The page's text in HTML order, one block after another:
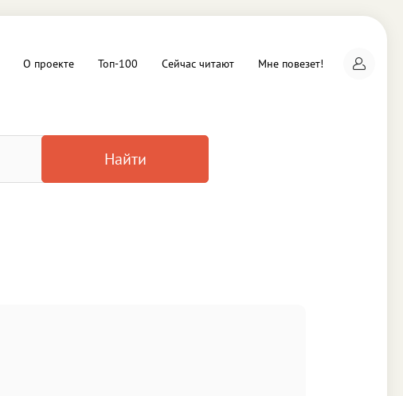
О проекте Топ-100 Сейчас читают Мне повезет!
Найти